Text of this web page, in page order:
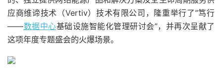
应商维谛技术（Vertiv）技术有限公司，隆重举行了”笃行
——数据中心基础设施智能化管理研讨会”，并再次呈献了
这项年度专题盛会的火爆场景。